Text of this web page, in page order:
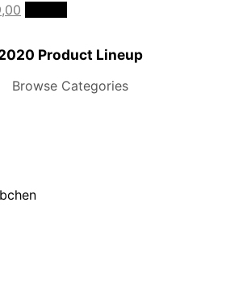
€49,00.
Product Lineup
Browse Categories